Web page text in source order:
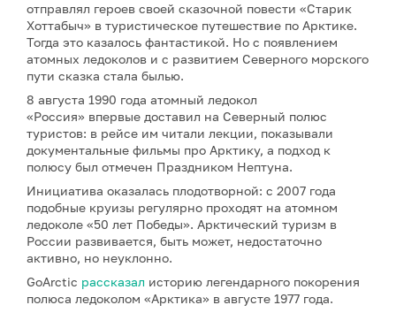
отправлял героев своей сказочной повести «Старик
Хоттабыч» в туристическое путешествие по Арктике.
Тогда это казалось фантастикой. Но с появлением
атомных ледоколов и с развитием Северного морского
пути сказка стала былью.
8 августа 1990 года атомный ледокол
«Россия» впервые доставил на Северный полюс
туристов: в рейсе им читали лекции, показывали
документальные фильмы про Арктику, а подход к
полюсу был отмечен Праздником Нептуна.
Инициатива оказалась плодотворной: с 2007 года
подобные круизы регулярно проходят на атомном
ледоколе «50 лет Победы». Арктический туризм в
России развивается, быть может, недостаточно
активно, но неуклонно.
GoArctic рассказал историю легендарного покорения
полюса ледоколом «Арктика» в августе 1977 года.